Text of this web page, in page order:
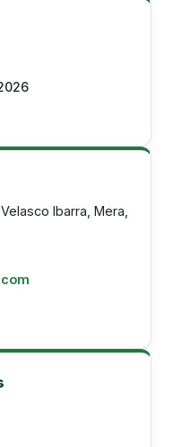
Ibarra, Mera,